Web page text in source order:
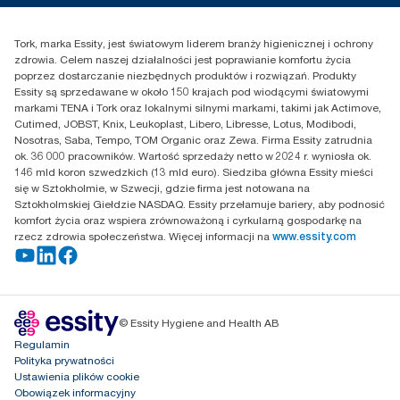
Reklamacja produktu
Przedstawiciele handlowi
Puławska 180
02-670 Warszawa
Polska
Tork, marka Essity, jest światowym liderem branży higienicznej i ochrony
zdrowia. Celem naszej działalności jest poprawianie komfortu życia
poprzez dostarczanie niezbędnych produktów i rozwiązań. Produkty
Essity są sprzedawane w około 150 krajach pod wiodącymi światowymi
markami TENA i Tork oraz lokalnymi silnymi markami, takimi jak Actimove,
Cutimed, JOBST, Knix, Leukoplast, Libero, Libresse, Lotus, Modibodi,
Nosotras, Saba, Tempo, TOM Organic oraz Zewa. Firma Essity zatrudnia
ok. 36 000 pracowników. Wartość sprzedaży netto w 2024 r. wyniosła ok.
146 mld koron szwedzkich (13 mld euro). Siedziba główna Essity mieści
się w Sztokholmie, w Szwecji, gdzie firma jest notowana na
Sztokholmskiej Giełdzie NASDAQ. Essity przełamuje bariery, aby podnosić
komfort życia oraz wspiera zrównoważoną i cyrkularną gospodarkę na
rzecz zdrowia społeczeństwa. Więcej informacji na www.essity.com
© Essity Hygiene and Health AB
Regulamin
Polityka prywatności
Ustawienia plików cookie
Obowiązek informacyjny